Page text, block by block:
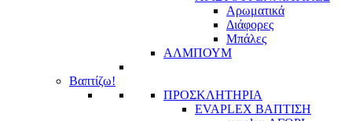
Αρωματικά
Διάφορες
Μπάλες
ΑΛΜΠΟΥΜ
Βαπτίζω!
ΠΡΟΣΚΛΗΤΗΡΙΑ
EVAPLEX ΒΑΠΤΙΣΗ